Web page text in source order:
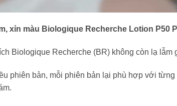
xỉn màu Biologique Recherche Lotion P50
Biologique Recherche (BR) không còn lạ
phiên bản, mỗi phiên bản lại phù hợp với